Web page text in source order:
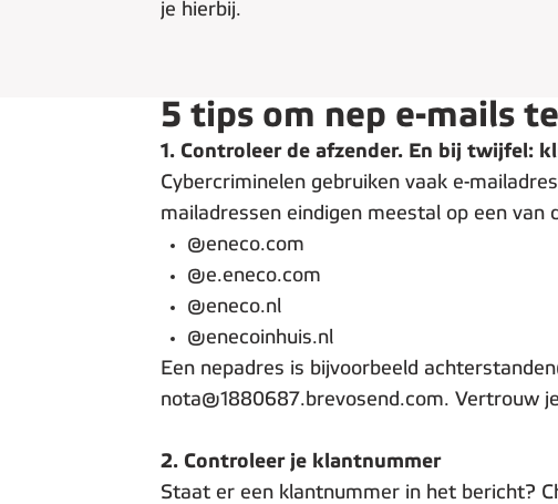
je hierbij.
5 tips om nep e-mails
1. Controleer de afzender. En bij twijfel:
Cybercriminelen gebruiken vaak e-
mailadressen eindigen meestal op een van
@eneco.com
@e.eneco.com
@eneco.nl
@enecoinhuis.nl
Een nepadres is bijvoorbeeld
nota@1880687.brevosend.com. Vertrouw
2. Controleer je klantnummer
Staat er een klantnummer in het bericht?